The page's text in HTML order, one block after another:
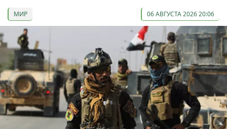
МИР 06 АВГУСТА 2026 20:06